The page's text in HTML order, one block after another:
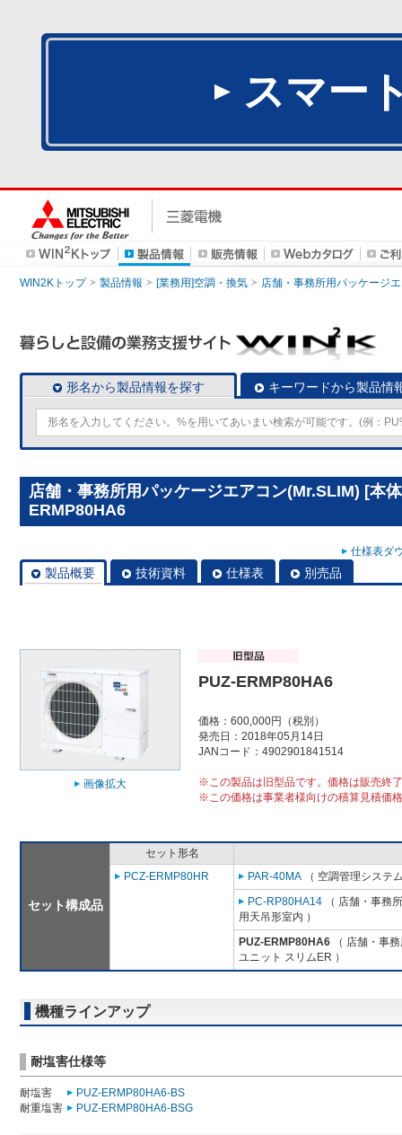
スマー
WIN2Kトップ 製品情報 [業務用]空調・換気 店舗・事務所用パッケージ
形名から製品情報を探す キーワードから製品情
店舗・事務所用パッケージエアコン(Mr.SLIM) [本
ERMP80HA6
仕様表ダ
製品概要 技術資料 仕様表 別売品
画像拡大
PUZ-ERMP80HA6
価格：600,000円（税別）
発売日：2018年05月14日
JANコード：4902901841514
※この製品は旧型品です。価格は販売終
※この価格は事業者様向けの積算見積価
セット構成品
セット形名
PCZ-ERMP80HR
PAR-40MA （ 空調管理システ
PC-RP80HA14 （ 店舗・事務
用天吊形室内 ）
PUZ-ERMP80HA6 （ 店舗・事
ユニット スリムER ）
機種ラインアップ
耐塩害仕様等
耐塩害
PUZ-ERMP80HA6-BS
耐重塩害
PUZ-ERMP80HA6-BSG